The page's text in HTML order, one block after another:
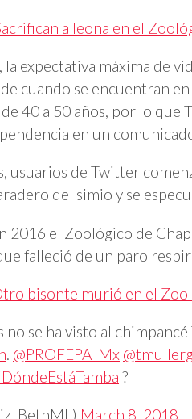
a leona en el
expectativa máxima de
cuando se encuentran
40 a 50 años, por lo que
en un
usuarios de Twitter
del simio y se
2016 el Zoológico de
falleció de un paro
bisonte murió en el
no se ha visto al
. @PROFEPA_Mx
?
March 8, 2018